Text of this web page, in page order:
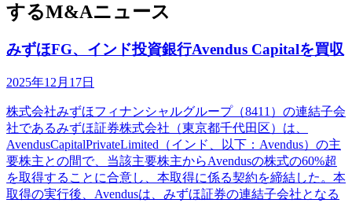
するM&Aニュース
みずほFG、インド投資銀行Avendus Capitalを買収
2025年12月17日
株式会社みずほフィナンシャルグループ（8411）の連結子会
社であるみずほ証券株式会社（東京都千代田区）は、
AvendusCapitalPrivateLimited（インド、以下：Avendus）の主
要株主との間で、当該主要株主からAvendusの株式の60%超
を取得することに合意し、本取得に係る契約を締結した。本
取得の実行後、Avendusは、みずほ証券の連結子会社となる